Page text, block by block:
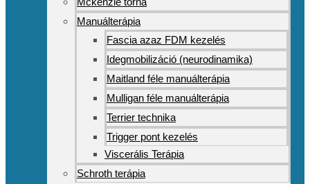
Manuálterápia
Fascia azaz FDM kezelés
Idegmobilizáció (neurodinamika)
Maitland féle manuálterápia
Mulligan féle manuálterápia
Terrier technika
Trigger pont kezelés
Viscerális Terápia
Schroth terápia